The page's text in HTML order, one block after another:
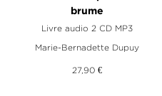
brume
Livre audio 2 CD MP3
Marie-Bernadette Dupuy
27,90 €